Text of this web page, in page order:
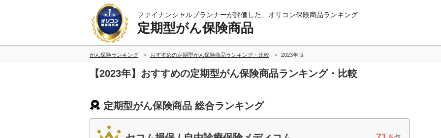
ファイナンシャルプランナーが評価した、オリコン保険商品ランキング
定期型がん保険商品
がん保険ランキング おすすめの定期型がん保険商品ランキング・比較 2023年版
【2023年】おすすめの定期型がん保険商品ランキング・比較
定期型がん保険商品 総合ランキング